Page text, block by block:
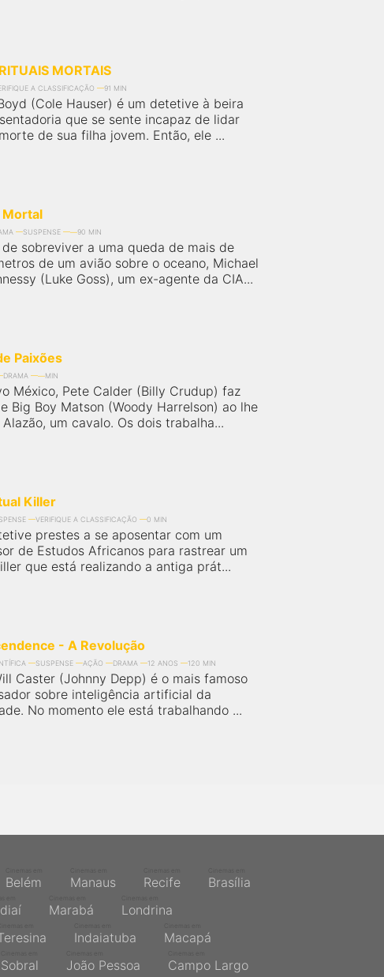
MORTAIS
A CLASSIFICAÇÃO 91 MIN
(Cole Hauser) é um detetive à beira
que se sente incapaz de lidar
de sua filha jovem. Então, ele ...
Mortal
SUSPENSE 90 MIN
de sobreviver a uma queda de mais de
de um avião sobre o oceano, Michael
(Luke Goss), um ex-agente da CIA...
Paixões
DRAMA MIN
México, Pete Calder (Billy Crudup) faz
Big Boy Matson (Woody Harrelson) ao lhe
um cavalo. Os dois trabalha...
Killer
VERIFIQUE A CLASSIFICAÇÃO 0 MIN
prestes a se aposentar com um
de Estudos Africanos para rastrear um
que está realizando a antiga prát...
- A Revolução
SUSPENSE AÇÃO DRAMA 12 ANOS 120 MIN
Caster (Johnny Depp) é o mais famoso
sobre inteligência artificial da
No momento ele está trabalhando ...
Belém Manaus Recife Brasília
Marabá Londrina
Indaiatuba Macapá
Sobral João Pessoa Campo Largo